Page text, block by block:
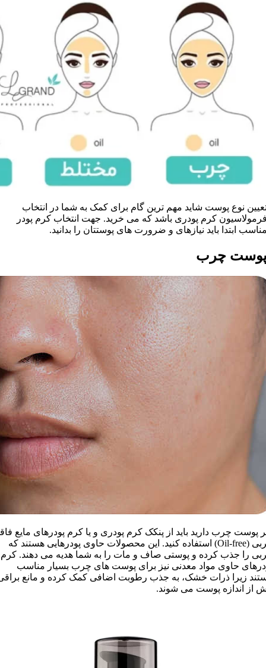
نوع پوست شاید مهم ترین گام برای کمک به شما در انتخاب
کرم پودری باشد که می خرید. جهت انتخاب کرم پودر
ابتدا باید نیازهای و ضرورت های پوستتان را بدانید.
چرب
پوست چرب دارید باید از پنکک کرم پودری و یا کرم پودرهای مایع
چربی (Oil-free) استفاده کنید. این محصولات حاوی پودرهایی هستند که
را جذب کرده و پوستی صاف و مات را به شما هدیه می دهند. کرم
حاوی مواد معدنی نیز برای پوست های چرب بسیار مناسب
زیرا ذرات خشک، به جذب رطوبت اضافی کمک کرده و مانع
از اندازه پوست می شوند.